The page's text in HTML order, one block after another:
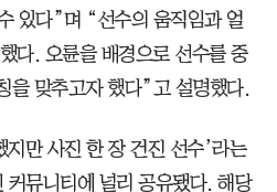
있다”며 “선수의 움직임과 얼
다. 오륜을 배경으로 선수를 중
을 맞추고자 했다”고 설명했다.
지만 사진 한 장 건진 선수’라는
커뮤니티에 널리 공유됐다. 해당